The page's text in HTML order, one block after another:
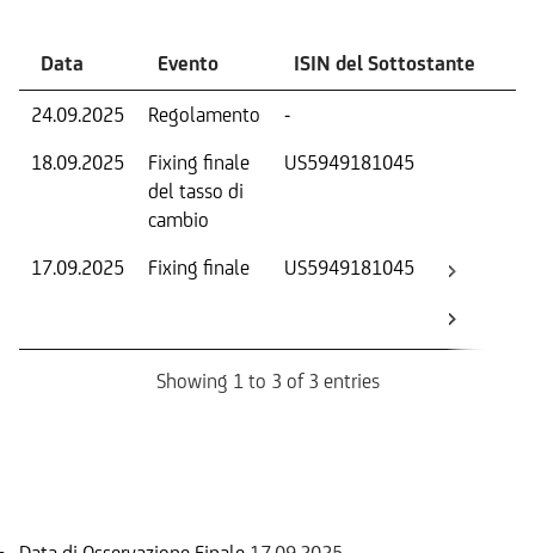
Data Evento ISIN del Sottostante
24.09.2025 Regolamento -
18.09.2025
Fixing finale
del tasso di
cambio
US5949181045
17.09.2025 Fixing finale US5949181045
Showing 1 to 3 of 3 entries